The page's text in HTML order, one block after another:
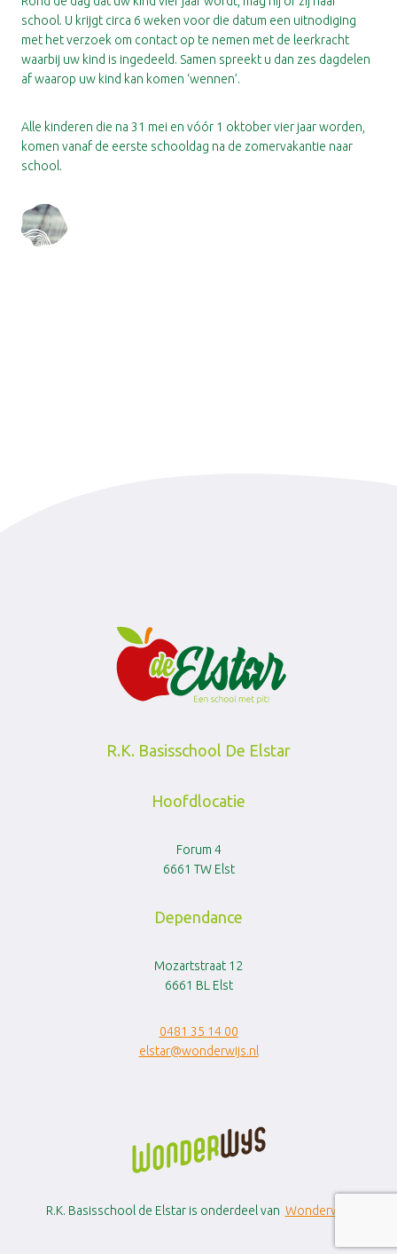
school. U krijgt circa 6 weken voor die datum een uitnodiging
met het verzoek om contact op te nemen met de leerkracht
waarbij uw kind is ingedeeld. Samen spreekt u dan zes dagdelen
af waarop uw kind kan komen ‘wennen’.
Alle kinderen die na 31 mei en vóór 1 oktober vier jaar worden,
komen vanaf de eerste schooldag na de zomervakantie naar
school.
R.K. Basisschool De Elstar
Hoofdlocatie
Forum 4
6661 TW Elst
Dependance
Mozartstraat 12
6661 BL Elst
0481 35 14 00
elstar@wonderwijs.nl
R.K. Basisschool de Elstar is onderdeel van Wonderwijs